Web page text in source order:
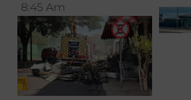
8:45 Am